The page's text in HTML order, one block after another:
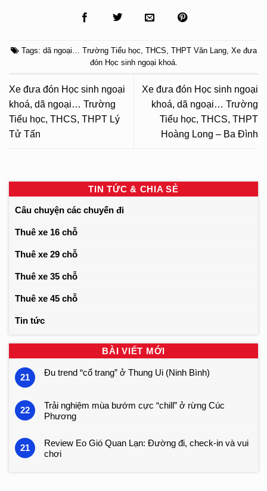
Tags: dã ngoại… Trường Tiểu học THCS THPT Văn Lang, Xe đưa
đón Học sinh ngoại khoá.
Xe đưa đón Học sinh ngoại
khoá, dã ngoại… Trường
Tiểu học, THCS, THPT Lý
Tử Tấn
Xe đưa đón Học sinh ngoại
khoá, dã ngoại… Trường
Tiểu học, THCS, THPT
Hoàng Long – Ba Đình
TIN TỨC & CHIA SẺ
Câu chuyện các chuyến đi
Thuê xe 16 chỗ
Thuê xe 29 chỗ
Thuê xe 35 chỗ
Thuê xe 45 chỗ
Tin tức
BÀI VIẾT MỚI
21 Đu trend “cổ trang” ở Thung Ui (Ninh Bình)
22
Trải nghiệm mùa bướm cực “chill” ở rừng Cúc
Phương
21
Review Eo Gió Quan Lạn: Đường đi, check-in và vui
chơi